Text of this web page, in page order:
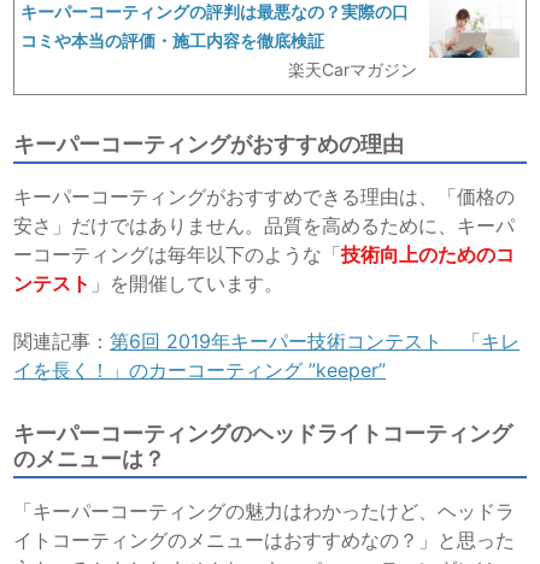
キーパーコーティングの評判は最悪なの？実際の口
コミや本当の評価・施工内容を徹底検証
楽天Carマガジン
キーパーコーティングがおすすめの理由
キーパーコーティングがおすすめできる理由は、「価格の
安さ」だけではありません。品質を高めるために、 キーパ
ーコーティングは毎年以下のような「技術向上のためのコ
ンテスト 」を開催しています。
関連記事 ：第6回 2019年キーパー技術コンテスト 「キレ
イを長く！」のカーコーティング ”keeper”
キーパーコーティングのヘッドライトコーティング
のメニューは？
「キーパーコーティングの魅力はわかったけど、ヘッドラ
イトコーティングのメニューはおすすめなの？」と思った